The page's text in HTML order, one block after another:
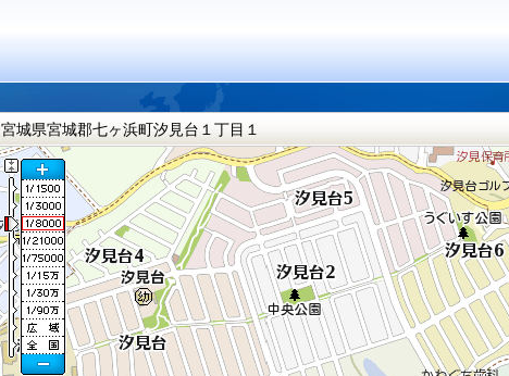
宮城県宮城郡七ヶ浜町汐見台１丁目１